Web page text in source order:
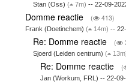
Stan (Oss) ( 7m) -- 22-09-
Domme reactie ( 413)
Frank (Doetinchem)( 14m) --
Re: Domme reactie (
Sjoerd (Leiden centrum) (
Re: Domme reactie (
Jan (Workum, FRL) -- 22-